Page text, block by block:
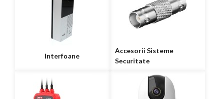
Interfoane
Accesorii Sisteme
Securitate